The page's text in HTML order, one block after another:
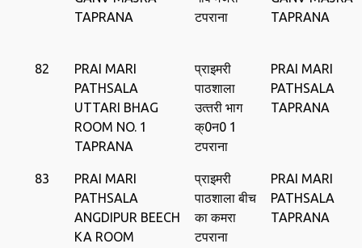
TAPRANA
टपराना
TAPRANA
82
PRAI MARI
PATHSALA
UTTARI BHAG
ROOM NO. 1
TAPRANA
प्राइमरी
पाठशाला
उत्‍तरी भाग
क्0न0 1
टपराना
PRAI MARI
PATHSALA
TAPRANA
83
PRAI MARI
PATHSALA
ANGDIPUR BEECH
KA ROOM
प्राइमरी
पाठशाला बीच
का कमरा
टपराना
PRAI MARI
PATHSALA
TAPRANA